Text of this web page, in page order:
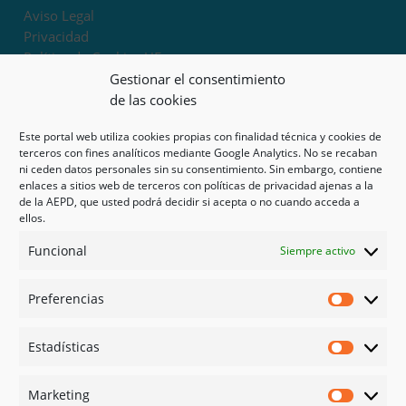
Gestionar el consentimiento
de las cookies
Este portal web utiliza cookies propias con finalidad técnica y cookies de
terceros con fines analíticos mediante Google Analytics. No se recaban
ni ceden datos personales sin su consentimiento. Sin embargo, contiene
enlaces a sitios web de terceros con políticas de privacidad ajenas a la
de la AEPD, que usted podrá decidir si acepta o no cuando acceda a
ellos.
Funcional Siempre activo
Preferencias
Estadísticas
Marketing
Aviso Legal
Privacidad
Política de Cookies UE
Términos y condiciones
Exoneración de responsabilidad
Mapa del sitio
Mi cuenta
Tienda
Psicología en Murcia
Guías
Redes sociales
Instagram
Linked in